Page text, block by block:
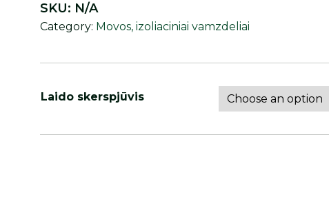
Laido skerspjūvis
SKU: N/A
Category: Movos, izoliaciniai vamzdeliai